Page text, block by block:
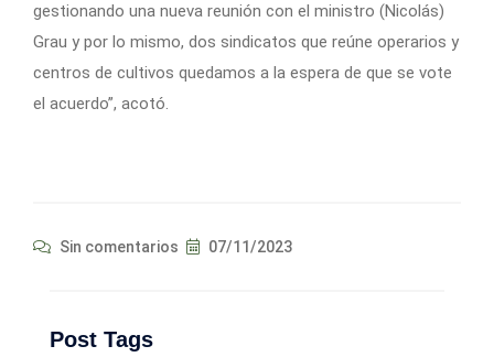
gestionando una nueva reunión con el ministro (Nicolás)
Grau y por lo mismo, dos sindicatos que reúne operarios y
centros de cultivos quedamos a la espera de que se vote
el acuerdo”, acotó.
Sin comentarios 07/11/2023
Post Tags